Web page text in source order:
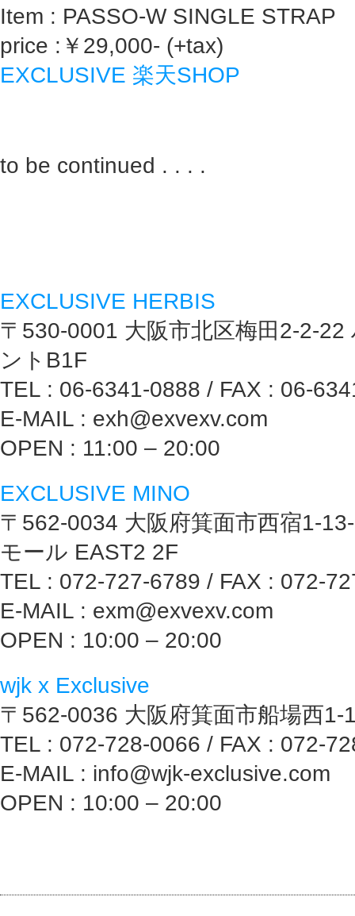
Item : PASSO-W SINGLE STRAP
price :￥29,000- (+tax)
EXCLUSIVE 楽天SHOP
to be continued . . . .
EXCLUSIVE HERBIS
〒530-0001 大阪市北区梅田2-2-
ントB1F
TEL : 06-6341-0888 / FAX : 06-
E-MAIL : exh@exvexv.com
OPEN : 11:00 – 20:00
EXCLUSIVE MINO
〒562-0034 大阪府箕面市西宿1-
モール EAST2 2F
TEL : 072-727-6789 / FAX : 072-
E-MAIL : exm@exvexv.com
OPEN : 10:00 – 20:00
wjk x Exclusive
〒562-0036 大阪府箕面市船場西1-
TEL : 072-728-0066 / FAX : 072-
E-MAIL : info@wjk-exclusive.com
OPEN : 10:00 – 20:00